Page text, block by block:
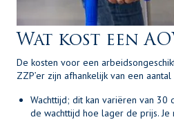
Wat kost een
De kosten voor een
ZZP’er zijn afhankelijk van een
Wachttijd; dit kan variëren van 30
de wachttijd hoe lager de prijs.